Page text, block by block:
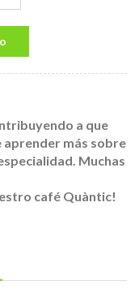
a que
más sobre
Muchas
café Quàntic!